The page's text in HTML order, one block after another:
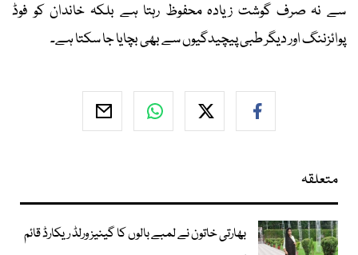
سے نہ صرف گوشت زیادہ محفوظ رہتا ہے بلکہ خاندان کو فوڈ
پوائزننگ اور دیگر طبی پیچیدگیوں سے بھی بچایا جا سکتا ہے۔
متعلقہ
بھارتی خاتون نے لمبے بالوں کا گینیز ورلڈ ریکارڈ قائم